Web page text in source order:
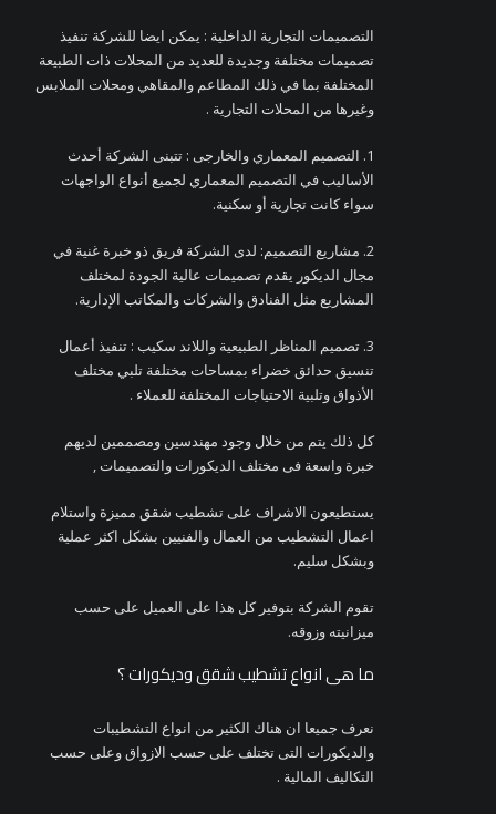
التصميمات التجارية الداخلية : يمكن ايضا للشركة تنفيذ
تصميمات مختلفة وجديدة للعديد من المحلات ذات الطبيعة
المختلفة بما في ذلك المطاعم والمقاهي ومحلات الملابس
وغيرها من المحلات التجارية .
1. التصميم المعماري والخارجى : تتبنى الشركة أحدث
الأساليب في التصميم المعماري لجميع أنواع الواجهات
سواء كانت تجارية أو سكنية.
2. مشاريع التصميم: لدى الشركة فريق ذو خبرة غنية في
مجال الديكور يقدم تصميمات عالية الجودة لمختلف
المشاريع مثل الفنادق والشركات والمكاتب الإدارية.
3. تصميم المناظر الطبيعية واللاند سكيب : تنفيذ أعمال
تنسيق حدائق خضراء بمساحات مختلفة تلبي مختلف
الأذواق وتلبية الاحتياجات المختلفة للعملاء .
كل ذلك يتم من خلال وجود مهندسين ومصممين لديهم
خبرة واسعة فى مختلف الديكورات والتصميمات ,
يستطيعون الاشراف على تشطيب شقق مميزة واستلام
اعمال التشطيب من العمال والفنيين بشكل اكثر عملية
وبشكل سليم.
تقوم الشركة بتوفير كل هذا على العميل على حسب
ميزانيته وزوقه.
ما هى انواع تشطيب شقق وديكورات ؟
نعرف جميعا ان هناك الكثير من انواع التشطيبات
والديكورات التى تختلف على حسب الازواق وعلى حسب
التكاليف المالية .